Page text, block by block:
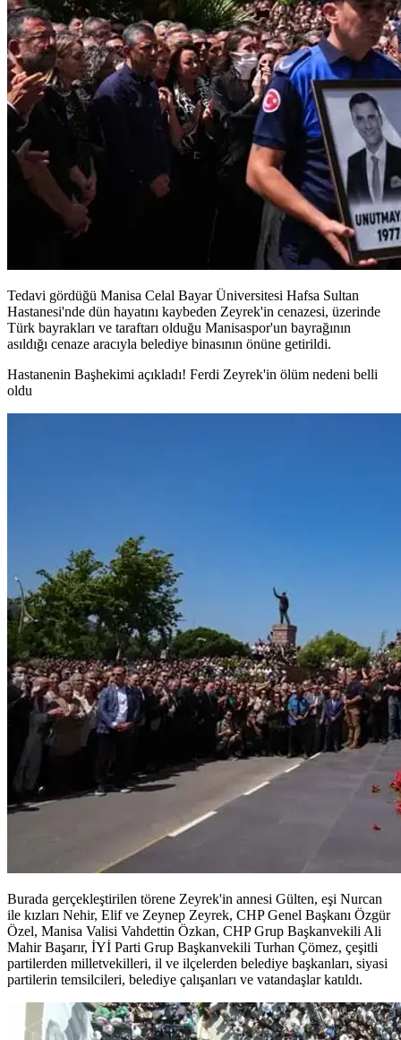
Tedavi gördüğü Manisa Celal Bayar Üniversitesi Hafsa Sultan
Hastanesi'nde dün hayatını kaybeden Zeyrek'in cenazesi, üzerinde
Türk bayrakları ve taraftarı olduğu Manisaspor'un bayrağının
asıldığı cenaze aracıyla belediye binasının önüne getirildi.
Hastanenin Başhekimi açıkladı! Ferdi Zeyrek'in ölüm nedeni belli
oldu
Burada gerçekleştirilen törene Zeyrek'in annesi Gülten, eşi Nurcan
ile kızları Nehir, Elif ve Zeynep Zeyrek, CHP Genel Başkanı Özgür
Özel, Manisa Valisi Vahdettin Özkan, CHP Grup Başkanvekili Ali
Mahir Başarır, İYİ Parti Grup Başkanvekili Turhan Çömez, çeşitli
partilerden milletvekilleri, il ve ilçelerden belediye başkanları, siyasi
partilerin temsilcileri, belediye çalışanları ve vatandaşlar katıldı.